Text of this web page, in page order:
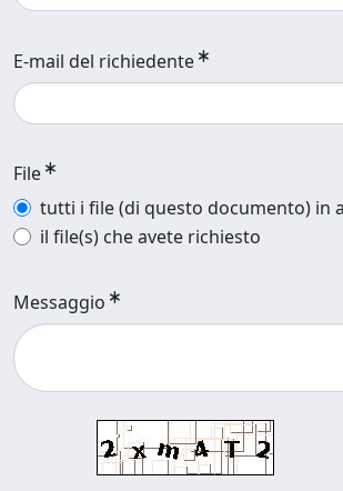
E-mail del richiedente
File
tutti i file (di questo documento) in
il file(s) che avete richiesto
Messaggio